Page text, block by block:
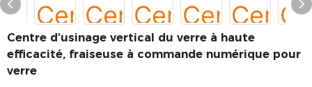
Centre d'usinage vertical du verre à haute
efficacité, fraiseuse à commande numérique pour
verre